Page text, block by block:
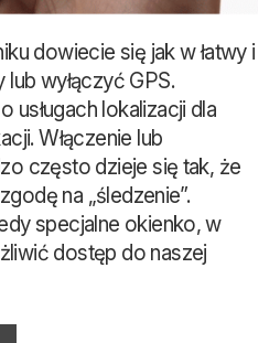
dowiecie się jak w łatwy i
wyłączyć GPS.
usługach lokalizacji dla
Włączenie lub
często dzieje się tak, że
na „śledzenie”.
specjalne okienko, w
dostęp do naszej